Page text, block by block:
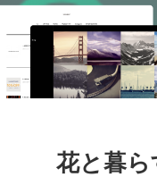
花と暮ら